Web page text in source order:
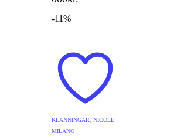
-11%
KLÄNNINGAR
NICOLE
MILANO